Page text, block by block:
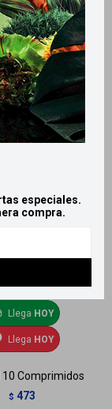
especiales.
compra.
Llega HOY
Llega HOY
10 Comprimidos
$ 473